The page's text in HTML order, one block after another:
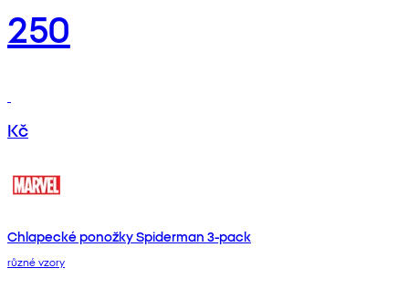
250
Kč
Chlapecké ponožky Spiderman 3-pack
různé vzory